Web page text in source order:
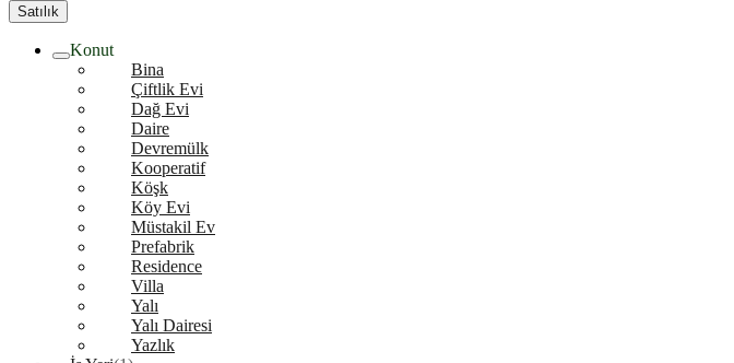
Satılık
Konut
Bina
Çiftlik Evi
Dağ Evi
Daire
Devremülk
Kooperatif
Köşk
Köy Evi
Müstakil Ev
Prefabrik
Residence
Villa
Yalı
Yalı Dairesi
Yazlık